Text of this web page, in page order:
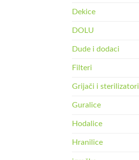
Dekice
DOLU
Dude i dodaci
Filteri
Grijači i sterilizatori
Guralice
Hodalice
Hranilice